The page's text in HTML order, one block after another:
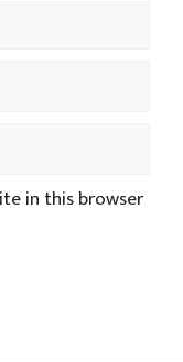
in this browser